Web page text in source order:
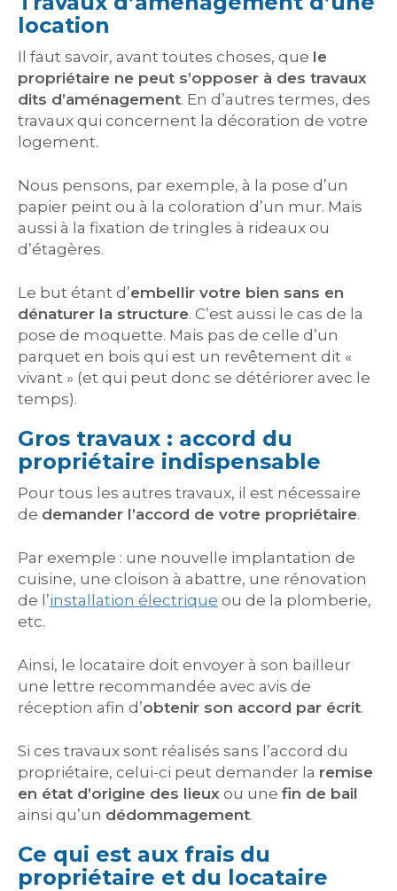
location
Il faut savoir, avant toutes choses, que le
propriétaire ne peut s’opposer à des travaux
dits d’aménagement. En d’autres termes, des
travaux qui concernent la décoration de votre
logement.
Nous pensons, par exemple, à la pose d’un
papier peint ou à la coloration d’un mur. Mais
aussi à la fixation de tringles à rideaux ou
d’étagères.
Le but étant d’embellir votre bien sans en
dénaturer la structure. C’est aussi le cas de la
pose de moquette. Mais pas de celle d’un
parquet en bois qui est un revêtement dit «
vivant » (et qui peut donc se détériorer avec le
temps).
Gros travaux : accord du
propriétaire indispensable
Pour tous les autres travaux, il est nécessaire
de demander l’accord de votre propriétaire.
Par exemple : une nouvelle implantation de
cuisine, une cloison à abattre, une rénovation
de l’installation électrique ou de la plomberie,
etc.
Ainsi, le locataire doit envoyer à son bailleur
une lettre recommandée avec avis de
réception afin d’obtenir son accord par écrit.
Si ces travaux sont réalisés sans l’accord du
propriétaire, celui-ci peut demander la remise
en état d’origine des lieux ou une fin de bail
ainsi qu’un dédommagement.
Ce qui est aux frais du
propriétaire et du locataire